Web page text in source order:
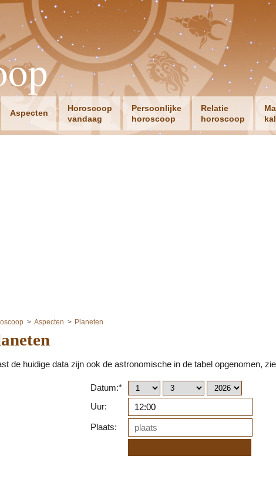
Aspecten
Horoscoop
vandaag
Persoonlijke
horoscoop
Relatie
horoscoop
Aspecten Planeten
de huidige data zijn ook de astronomische in de tabel opgenomen, zie
Datum:*
Uur:
Plaats: